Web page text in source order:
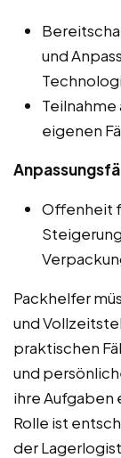
und
Teilnahme
eigenen
Offenheit
Packhelfer
und
praktischen
und
ihre Aufgaben
Rolle ist
der